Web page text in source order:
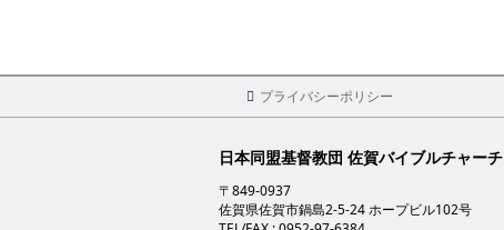
プライバシーポリシー
日本同盟基督教団 佐賀バイブルチャーチ
〒849-0937
佐賀県佐賀市鍋島2-5-24 ホープビル102号